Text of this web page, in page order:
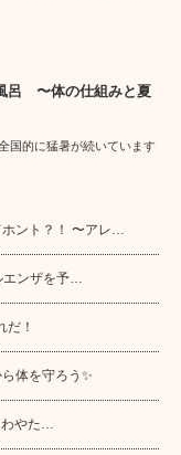
呂 〜体の仕組みと夏
国的に猛暑が続いています
ホント？！ 〜アレ…
エンザを予…
だ！
体を守ろう✨
わやた…